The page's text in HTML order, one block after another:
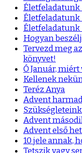
Életfeladatunk
Életfeladatunk
Életfeladatunk
Hogyan
Tervezd meg
könyvet!
Ó Január, miért
Kellenek
Teréz Anya
Advent
Advent
Advent első
10 jele annak,